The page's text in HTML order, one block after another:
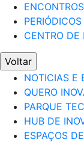
CENTRO DE
Voltar
NOTICIAS E
QUERO
PARQUE
HUB DE
ESPAÇOS